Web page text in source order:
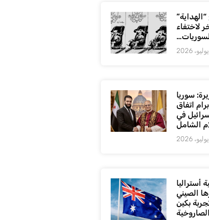
لاختفاء
سوريا
اتفاق
في
الشامل
أستراليا
الصيني
بكين
الصاروخية